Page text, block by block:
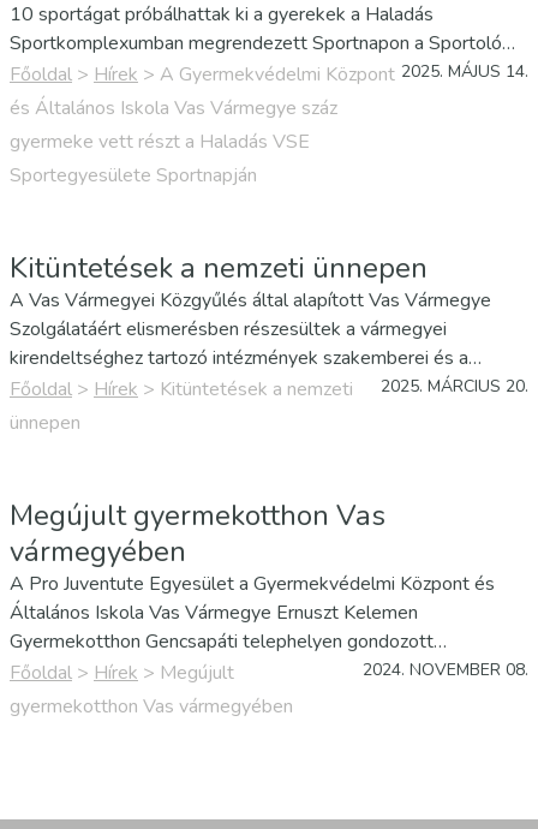
10 sportágat próbálhattak ki a gyerekek a Haladás
Sportkomplexumban megrendezett Sportnapon a Sportoló
Nemzet Program alkalmából.
Főoldal > Hírek > A Gyermekvédelmi Központ
és Általános Iskola Vas Vármegye száz
gyermeke vett részt a Haladás VSE
Sportegyesülete Sportnapján
2025. MÁJUS 14.
Kitüntetések a nemzeti ünnepen
A Vas Vármegyei Közgyűlés által alapított Vas Vármegye
Szolgálatáért elismerésben részesültek a vármegyei
kirendeltséghez tartozó intézmények szakemberei és a
kirendeltség munkatársa.
Főoldal > Hírek > Kitüntetések a nemzeti
ünnepen
2025. MÁRCIUS 20.
Megújult gyermekotthon Vas
vármegyében
A Pro Juventute Egyesület a Gyermekvédelmi Központ és
Általános Iskola Vas Vármegye Ernuszt Kelemen
Gyermekotthon Gencsapáti telephelyen gondozott
gyermekek élet- és lakhatási körülményeinek javítását tűzte
ki célul 2024-ben, melyet a Pro Filii Alapítvány 10 millió
Főoldal > Hírek > Megújult
gyermekotthon Vas vármegyében
2024. NOVEMBER 08.